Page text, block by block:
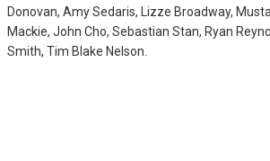
Donovan, Amy Sedaris, Lizze Broadway,
Mackie, John Cho, Sebastian Stan, Ryan
Smith, Tim Blake Nelson.